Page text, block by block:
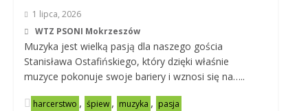
1 lipca, 2026
WTZ PSONI Mokrzeszów
Muzyka jest wielką pasją dla naszego gościa
Stanisława Ostafińskiego, który dzięki właśnie
muzyce pokonuje swoje bariery i wznosi się na…..
harcerstwo , śpiew , muzyka , pasja